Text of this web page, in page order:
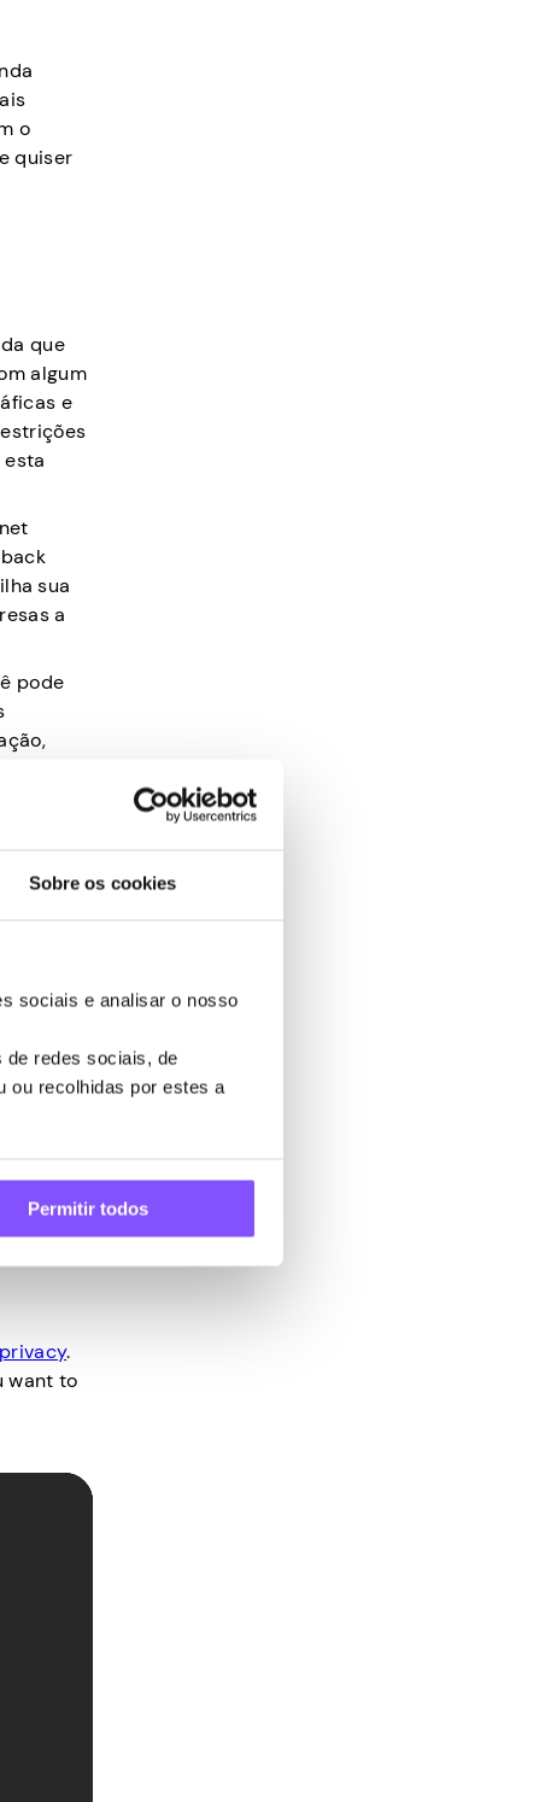
Sobre os cookies
sociais e analisar o nosso
de redes sociais, de
ou recolhidas por estes a
Permitir todos
o
quiser
que
algum
e
sua
a
pode
As
de
eles
todo
.
want to